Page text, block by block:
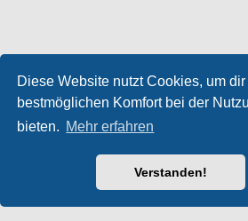
Diese Website nutzt Cookies, um dir
bestmöglichen Komfort bei der
bieten. Mehr erfahren
Verstanden!